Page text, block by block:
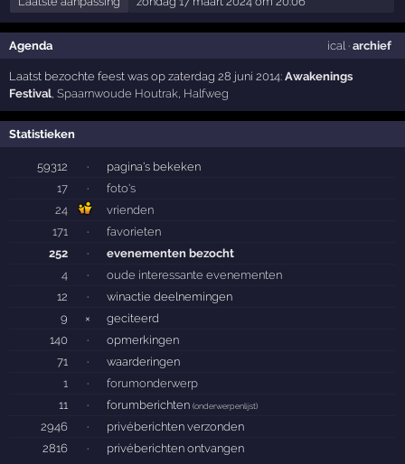
Agenda ical · archief
Laatst bezochte feest was op zaterdag 28 juni 2014:Awakenings
Festival,Spaarnwoude Houtrak, Halfweg
Statistieken
59312 ·
pagina's bekeken
17
·
foto's
24
vrienden
171
·
favorieten
252
·
evenementen bezocht
4
·
oude interessante evenementen
12
·
winactie deelnemingen
9
×
geciteerd
140
·
opmerkingen
71
·
waarderingen
1
·
forumonderwerp
11
· forumberichten(onderwerpenlijst)
2946 ·
privéberichten verzonden
2816
· privéberichten ontvangen